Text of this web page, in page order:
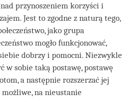
przynoszeniem korzyści i
Jest to zgodne z naturą tego,
jako grupa
mogło funkcjonować,
dobrzy i pomocni. Niezwykle
w sobie taką postawę, postawę
a następnie rozszerzać jej
na nieustanie